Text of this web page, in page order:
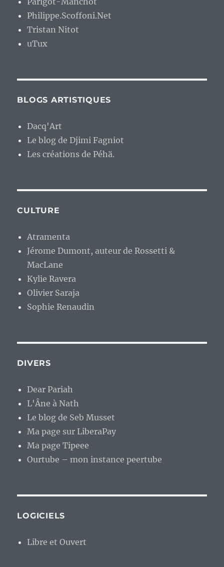
Philippe.Scoffoni.Net
Tristan Nitot
uTux
BLOGS ARTISTIQUES
Dacq'Art
Le blog de Djimi Fagniot
Les créations de Péhä.
CULTURE
Atramenta
Jérome Dumont, auteur de Rossetti &
MacLane
Kylie Ravera
Olivier Saraja
Sophie Renaudin
DIVERS
Dear Pariah
L'Âne à Nath
Le blog de Seb Musset
Ma page sur LiberaPay
Ma page Tipeee
Ourtube – mon instance peertube
LOGICIELS
Libre et Ouvert